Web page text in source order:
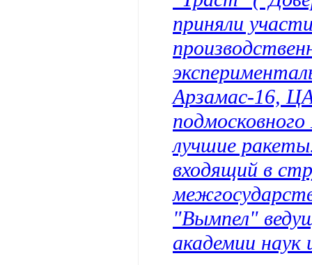
приняли
Арзамас-16,
лучшие
входящий в
"Вымпел"
академии наук